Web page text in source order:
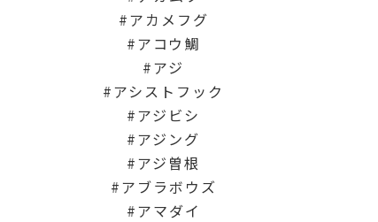
アカメフグ
アコウ鯛
アジ
アシストフック
アジビシ
アジング
アジ曽根
アブラボウズ
アマダイ